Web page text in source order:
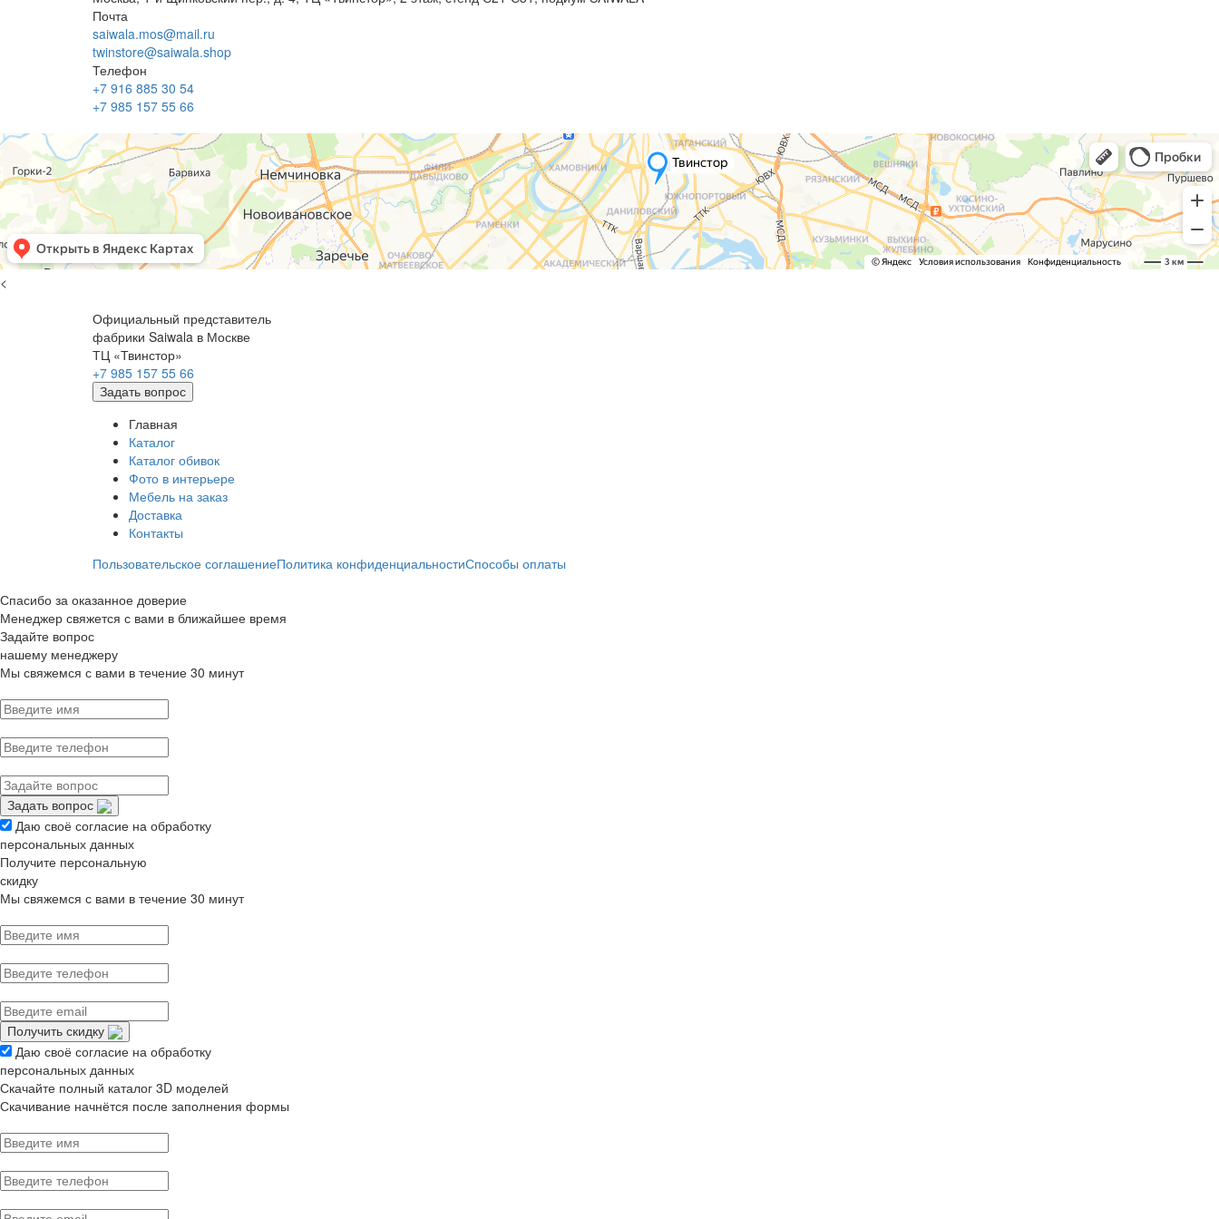
Почта
saiwala.mos@mail.ru
twinstore@saiwala.shop
Телефон
+7 916 885 30 54
+7 985 157 55 66
<
Официальный представитель
фабрики Saiwala в Москве
ТЦ «Твинстор»
+7 985 157 55 66
Задать вопрос
Главная
Каталог
Каталог обивок
Фото в интерьере
Мебель на заказ
Доставка
Контакты
Пользовательское соглашениеПолитика конфиденциальностиСпособы оплаты
Спасибо за оказанное доверие
Менеджер свяжется с вами в ближайшее время
Задайте вопрос
нашему менеджеру
Мы свяжемся с вами в течение 30 минут
Задать вопрос
Даю своё согласие на обработку
персональных данных
Получите персональную
скидку
Мы свяжемся с вами в течение 30 минут
Получить скидку
Даю своё согласие на обработку
персональных данных
Скачайте полный каталог 3D моделей
Скачивание начнётся после заполнения формы